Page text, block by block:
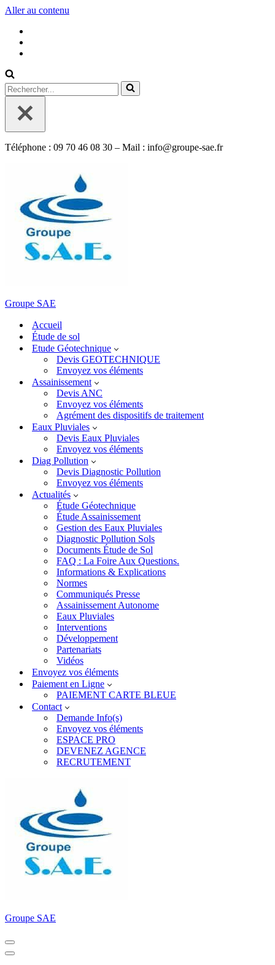
Aller au contenu
Rechercher...
Téléphone : 09 70 46 08 30 – Mail : info@groupe-sae.fr
Groupe SAE
Accueil
Étude de sol
Etude Géotechnique
Devis GEOTECHNIQUE
Envoyez vos éléments
Assainissement
Devis ANC
Envoyez vos éléments
Agrément des dispositifs de traitement
Eaux Pluviales
Devis Eaux Pluviales
Envoyez vos éléments
Diag Pollution
Devis Diagnostic Pollution
Envoyez vos éléments
Actualités
Étude Géotechnique
Étude Assainissement
Gestion des Eaux Pluviales
Diagnostic Pollution Sols
Documents Étude de Sol
FAQ : La Foire Aux Questions.
Informations & Explications
Normes
Communiqués Presse
Assainissement Autonome
Eaux Pluviales
Interventions
Développement
Partenariats
Vidéos
Envoyez vos éléments
Paiement en Ligne
PAIEMENT CARTE BLEUE
Contact
Demande Info(s)
Envoyez vos éléments
ESPACE PRO
DEVENEZ AGENCE
RECRUTEMENT
Groupe SAE
Menu
de
Menu